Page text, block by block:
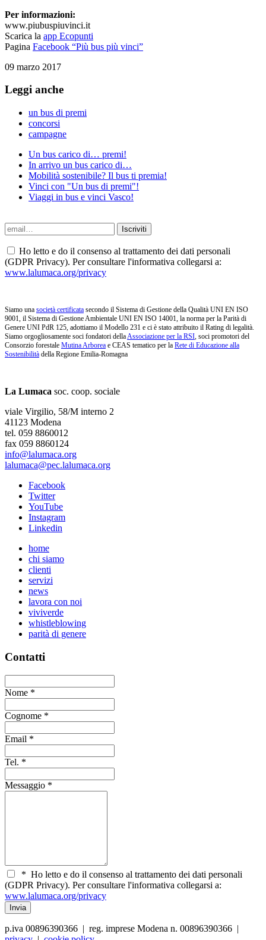
Per informazioni:
www.piubuspiuvinci.it
Scarica la app Ecopunti
Pagina Facebook “Più bus più vinci”
09 marzo 2017
Leggi anche
un bus di premi
concorsi
campagne
Un bus carico di… premi!
In arrivo un bus carico di…
Mobilità sostenibile? Il bus ti premia!
Vinci con "Un bus di premi"!
Viaggi in bus e vinci Vasco!
Ho letto e do il consenso al trattamento dei dati personali
(GDPR Privacy). Per consultare l'informativa collegarsi a:
www.lalumaca.org/privacy
Siamo una società certificata secondo il Sistema di Gestione della Qualità UNI EN ISO
9001, il Sistema di Gestione Ambientale UNI EN ISO 14001, la norma per la Parità di
Genere UNI PdR 125, adottiamo il Modello 231 e ci è stato attribuito il Rating di legalità.
Siamo orgogliosamente soci fondatori dellaAssociazione per la RSI, soci promotori del
Consorzio forestale Mutina Arborea e CEAS tematico per la Rete di Educazione alla
Sostenibilità della Regione Emilia-Romagna
La Lumaca soc. coop. sociale
viale Virgilio, 58/M interno 2
41123 Modena
tel. 059 8860012
fax 059 8860124
info@lalumaca.org
lalumaca@pec.lalumaca.org
Facebook
Twitter
YouTube
Instagram
Linkedin
home
chi siamo
clienti
servizi
news
lavora con noi
viviverde
whistleblowing
parità di genere
Contatti
Nome *
Cognome *
Email *
Tel. *
Messaggio *
* Ho letto e do il consenso al trattamento dei dati personali
(GDPR Privacy). Per consultare l'informativa collegarsi a:
www.lalumaca.org/privacy
p.iva 00896390366 | reg. imprese Modena n. 00896390366 |